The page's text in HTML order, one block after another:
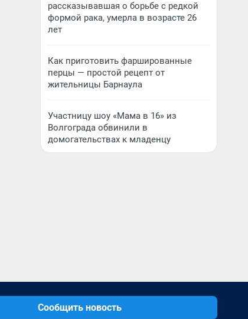
рассказывавшая о борьбе с редкой
формой рака, умерла в возрасте 26
лет
Как приготовить фаршированные
перцы — простой рецепт от
жительницы Барнаула
Участницу шоу «Мама в 16» из
Волгограда обвинили в
домогательствах к младенцу
Сообщить новость